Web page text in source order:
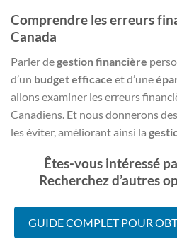
Comprendre les erreurs
Canada
Parler degestion financière
d’un budget efficace et d’une
allons examiner les erreurs
Canadiens. Et nous donnerons des
les éviter, améliorant ainsi la
Êtes-vous intéressé
Recherchez d’autres
GUIDE COMPLET POUR